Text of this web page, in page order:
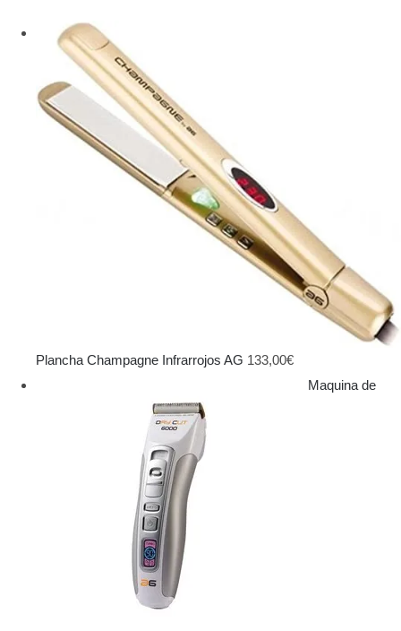
Plancha Champagne Infrarrojos AG 133,00€
Maquina de